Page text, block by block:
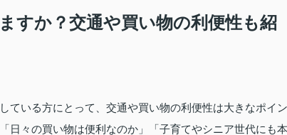
すか？交通や買い物の利便性も紹
ている方にとって、交通や買い物の利便性は大きなポイン
日々の買い物は便利なのか」「子育てやシニア世代にも本